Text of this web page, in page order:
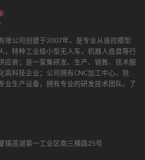
限公司创建于2007年，是专业从遥控模型
，特种工业级小型无人车，机器人底盘等行
应商；是一家集研发、生产、销售、技术服
高科技企业；公司拥有CNC加工中心、铣
业生产设备，拥有专业的研发技术团队。 了
镇莲湖第一工业区南三横路25号